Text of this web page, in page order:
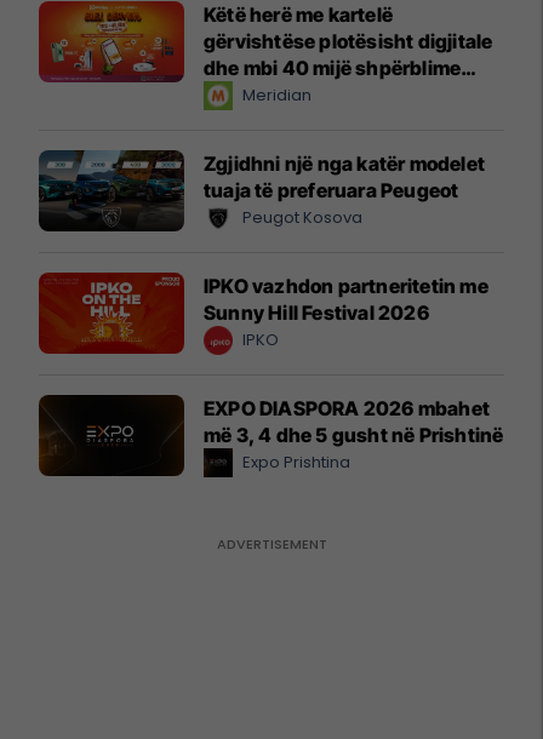
Këtë herë me kartelë
gërvishtëse plotësisht digjitale
dhe mbi 40 mijë shpërblime
instant!Meridian
Zgjidhni një nga katër modelet
tuaja të preferuara Peugeot
Peugot Kosova
IPKO vazhdon partneritetin me
Sunny Hill Festival 2026
IPKO
EXPO DIASPORA 2026 mbahet
më 3, 4 dhe 5 gusht në Prishtinë
Expo Prishtina